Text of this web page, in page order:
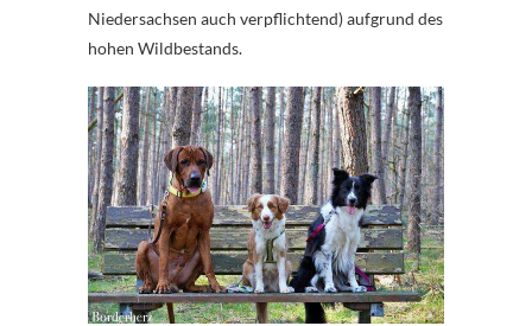
Niedersachsen auch verpflichtend) aufgrund des
hohen Wildbestands.